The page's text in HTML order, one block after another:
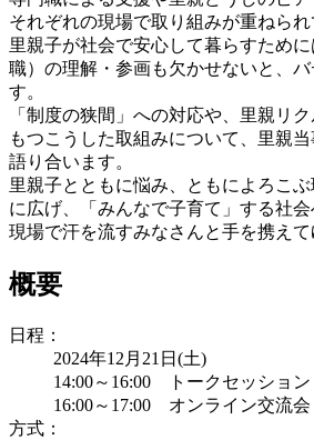
それぞれの現場で取り組みが重ねられ
里親子が社会で安心して暮らすため
職）の理解・参画も欠かせないと、
す。
「制度の狭間」への対応や、里親リ
もつこうした取組みについて、里親
語り合います。
里親子とともに悩み、ともによろこ
に広げ、「みんなで子育て」する社会
現場で汗を流すみなさんと手を携えて
概要
日程：
2024年12月21日(土)
14:00～16:00 トークセッション
16:00～17:00 オンライン交流会
方式：